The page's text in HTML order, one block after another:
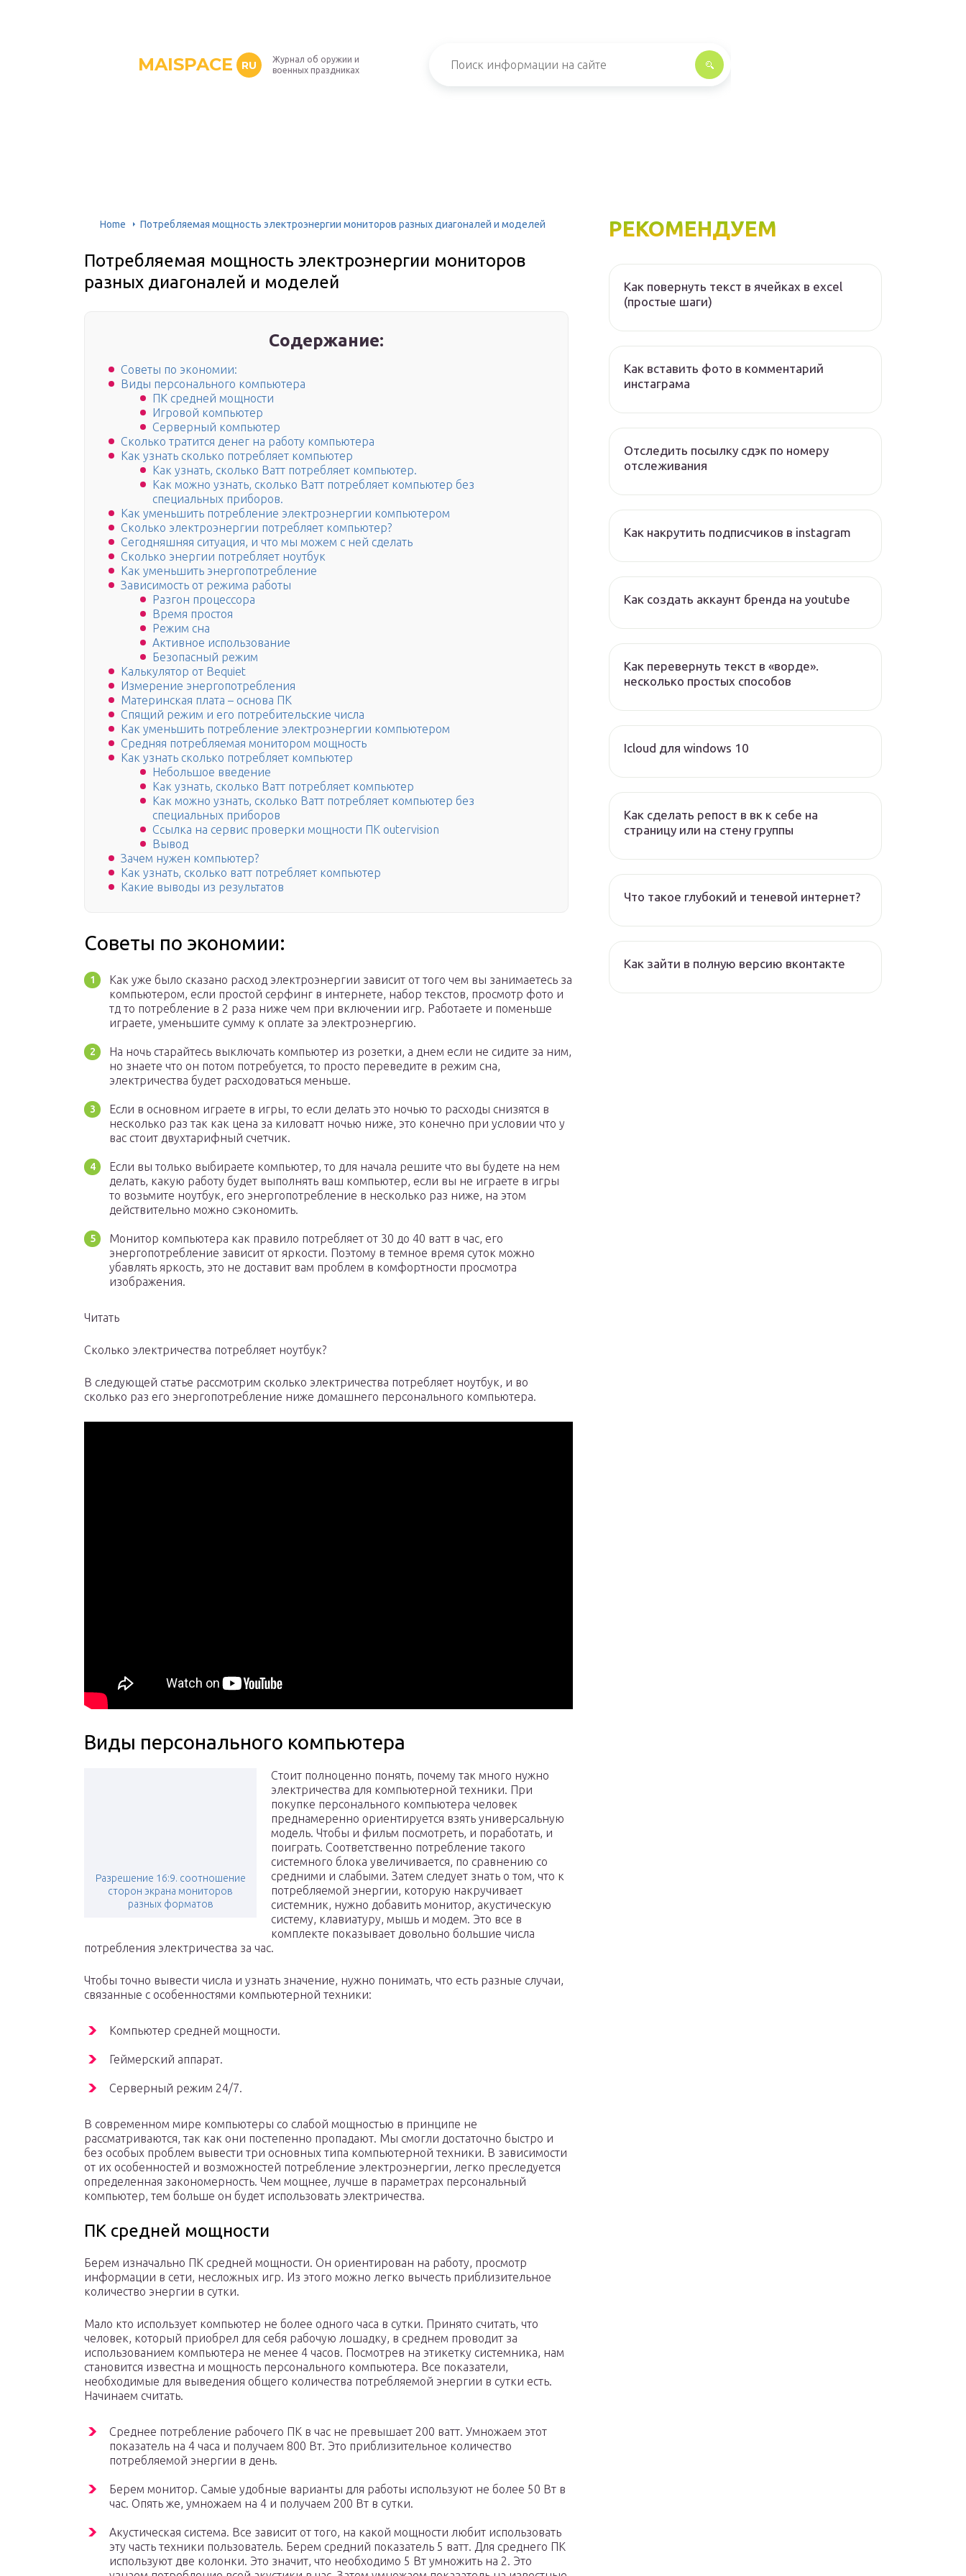
MAISPACE RU
Журнал об оружии и
военных праздниках
Home Потребляемая мощность электроэнергии мониторов разных диагоналей и моделей
Потребляемая мощность электроэнергии мониторов
разных диагоналей и моделей
Содержание:
Советы по экономии:
Виды персонального компьютера
ПК средней мощности
Игровой компьютер
Серверный компьютер
Сколько тратится денег на работу компьютера
Как узнать сколько потребляет компьютер
Как узнать, сколько Ватт потребляет компьютер.
Как можно узнать, сколько Ватт потребляет компьютер без
специальных приборов.
Как уменьшить потребление электроэнергии компьютером
Сколько электроэнергии потребляет компьютер?
Сегодняшняя ситуация, и что мы можем с ней сделать
Сколько энергии потребляет ноутбук
Как уменьшить энергопотребление
Зависимость от режима работы
Разгон процессора
Время простоя
Режим сна
Активное использование
Безопасный режим
Калькулятор от Bequiet
Измерение энергопотребления
Материнская плата – основа ПК
Спящий режим и его потребительские числа
Как уменьшить потребление электроэнергии компьютером
Средняя потребляемая монитором мощность
Как узнать сколько потребляет компьютер
Небольшое введение
Как узнать, сколько Ватт потребляет компьютер
Как можно узнать, сколько Ватт потребляет компьютер без
специальных приборов
Ссылка на сервис проверки мощности ПК outervision
Вывод
Зачем нужен компьютер?
Как узнать, сколько ватт потребляет компьютер
Какие выводы из результатов
Советы по экономии:
Как уже было сказано расход электроэнергии зависит от того чем вы занимаетесь за
компьютером, если простой серфинг в интернете, набор текстов, просмотр фото и
тд то потребление в 2 раза ниже чем при включении игр. Работаете и поменьше
играете, уменьшите сумму к оплате за электроэнергию.
На ночь старайтесь выключать компьютер из розетки, а днем если не сидите за ним,
но знаете что он потом потребуется, то просто переведите в режим сна,
электричества будет расходоваться меньше.
Если в основном играете в игры, то если делать это ночью то расходы снизятся в
несколько раз так как цена за киловатт ночью ниже, это конечно при условии что у
вас стоит двухтарифный счетчик.
Если вы только выбираете компьютер, то для начала решите что вы будете на нем
делать, какую работу будет выполнять ваш компьютер, если вы не играете в игры
то возьмите ноутбук, его энергопотребление в несколько раз ниже, на этом
действительно можно сэкономить.
Монитор компьютера как правило потребляет от 30 до 40 ватт в час, его
энергопотребление зависит от яркости. Поэтому в темное время суток можно
убавлять яркость, это не доставит вам проблем в комфортности просмотра
изображения.
Читать
Сколько электричества потребляет ноутбук?
В следующей статье рассмотрим сколько электричества потребляет ноутбук, и во
сколько раз его энергопотребление ниже домашнего персонального компьютера.
Виды персонального компьютера
Разрешение 16:9. соотношение
сторон экрана мониторов
разных форматов
Стоит полноценно понять, почему так много нужно
электричества для компьютерной техники. При
покупке персонального компьютера человек
преднамеренно ориентируется взять универсальную
модель. Чтобы и фильм посмотреть, и поработать, и
поиграть. Соответственно потребление такого
системного блока увеличивается, по сравнению со
средними и слабыми. Затем следует знать о том, что к
потребляемой энергии, которую накручивает
системник, нужно добавить монитор, акустическую
систему, клавиатуру, мышь и модем. Это все в
комплекте показывает довольно большие числа
потребления электричества за час.
Чтобы точно вывести числа и узнать значение, нужно понимать, что есть разные случаи,
связанные с особенностями компьютерной техники:
Компьютер средней мощности.
Геймерский аппарат.
Серверный режим 24/7.
В современном мире компьютеры со слабой мощностью в принципе не
рассматриваются, так как они постепенно пропадают. Мы смогли достаточно быстро и
без особых проблем вывести три основных типа компьютерной техники. В зависимости
от их особенностей и возможностей потребление электроэнергии, легко преследуется
определенная закономерность. Чем мощнее, лучше в параметрах персональный
компьютер, тем больше он будет использовать электричества.
ПК средней мощности
Берем изначально ПК средней мощности. Он ориентирован на работу, просмотр
информации в сети, несложных игр. Из этого можно легко вычесть приблизительное
количество энергии в сутки.
Мало кто использует компьютер не более одного часа в сутки. Принято считать, что
человек, который приобрел для себя рабочую лошадку, в среднем проводит за
использованием компьютера не менее 4 часов. Посмотрев на этикетку системника, нам
становится известна и мощность персонального компьютера. Все показатели,
необходимые для выведения общего количества потребляемой энергии в сутки есть.
Начинаем считать.
Среднее потребление рабочего ПК в час не превышает 200 ватт. Умножаем этот
показатель на 4 часа и получаем 800 Вт. Это приблизительное количество
потребляемой энергии в день.
Берем монитор. Самые удобные варианты для работы используют не более 50 Вт в
час. Опять же, умножаем на 4 и получаем 200 Вт в сутки.
Акустическая система. Все зависит от того, на какой мощности любит использовать
эту часть техники пользователь. Берем средний показатель 5 ватт. Для среднего ПК
используют две колонки. Это значит, что необходимо 5 Вт умножить на 2. Это
РЕКОМЕНДУЕМ
Как повернуть текст в ячейках в excel
(простые шаги)
Как вставить фото в комментарий
инстаграма
Отследить посылку сдэк по номеру
отслеживания
Как накрутить подписчиков в instagram
Как создать аккаунт бренда на youtube
Как перевернуть текст в «ворде».
несколько простых способов
Icloud для windows 10
Как сделать репост в вк к себе на
страницу или на стену группы
Что такое глубокий и теневой интернет?
Как зайти в полную версию вконтакте